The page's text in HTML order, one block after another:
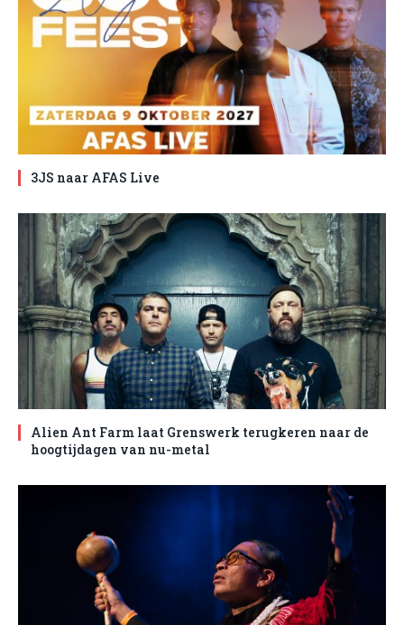
3JS naar AFAS Live
Alien Ant Farm laat Grenswerk terugkeren naar de
hoogtijdagen van nu-metal